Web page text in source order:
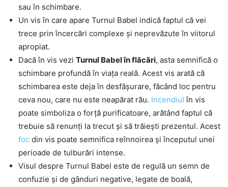
sau în schimbare.
Un vis în care apare Turnul Babel indică faptul că vei
trece prin încercări complexe și neprevăzute în viitorul
apropiat.
Dacă în vis vezi Turnul Babel în flăcări, asta semnifică o
schimbare profundă în viața reală. Acest vis arată că
schimbarea este deja în desfășurare, făcând loc pentru
ceva nou, care nu este neapărat rău. Incendiul în vis
poate simboliza o forță purificatoare, arătând faptul că
trebuie să renunți la trecut și să trăiești prezentul. Acest
foc din vis poate semnifica reînnoirea și începutul unei
perioade de tulburări intense.
Visul despre Turnul Babel este de regulă un semn de
confuzie și de gânduri negative, legate de boală,